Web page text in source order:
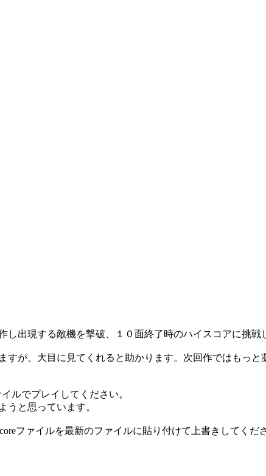
出現する敵機を撃破、１０面終了時のハイスコアに挑戦
が、大目に見てくれると助かります。次回作ではもっ
ルでプレイしてください。
うと思っています。
ファイルを最新のファイルに貼り付けて上書きしてくだ